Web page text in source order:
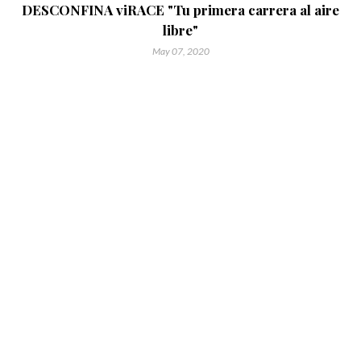
DESCONFINA viRACE "Tu primera carrera al aire
libre"
May 07, 2020